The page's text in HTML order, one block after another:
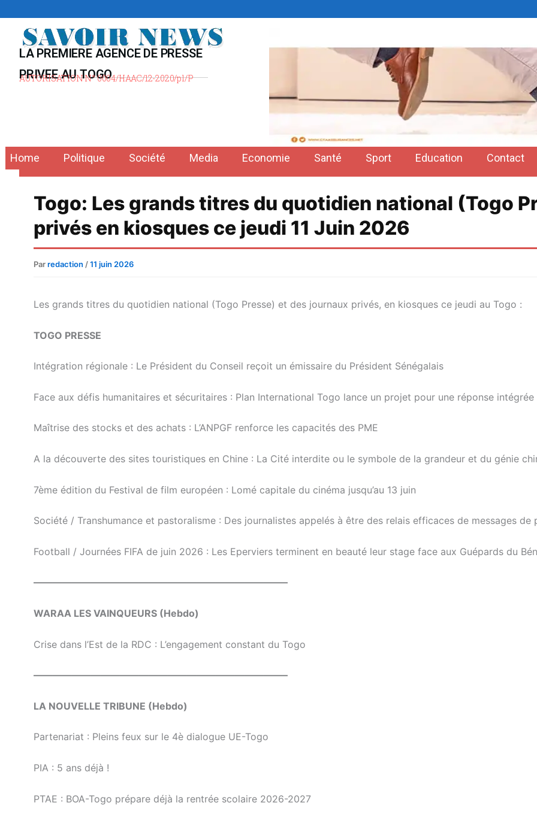
contenu
LA PREMIERE AGENCE DE PRESSE
PRIVEE AU TOGO
AUTORISATION N° 0004/HAAC/12-2020/pl/P
Home Politique Société Media Economie Santé Sport Education Contact
Togo: Les grands titres du quotidien national (Togo
privés en kiosques ce jeudi 11 Juin 2026
Parredaction /11 juin 2026
Les grands titres du quotidien national (Togo Presse) et des journaux privés, en kiosques ce jeudi au Togo :
TOGO PRESSE
Intégration régionale : Le Président du Conseil reçoit un émissaire du Président Sénégalais
Face aux défis humanitaires et sécuritaires : Plan International Togo lance un projet pour une réponse intégrée
Maîtrise des stocks et des achats : L’ANPGF renforce les capacités des PME
A la découverte des sites touristiques en Chine : La Cité interdite ou le symbole de la grandeur et du génie
7ème édition du Festival de film européen : Lomé capitale du cinéma jusqu’au 13 juin
Société / Transhumance et pastoralisme : Des journalistes appelés à être des relais efficaces de messages de
Football / Journées FIFA de juin 2026 : Les Eperviers terminent en beauté leur stage face aux Guépards du
——————————————————————————–
WARAA LES VAINQUEURS (Hebdo)
Crise dans l’Est de la RDC : L’engagement constant du Togo
——————————————————————————–
LA NOUVELLE TRIBUNE (Hebdo)
Partenariat : Pleins feux sur le 4è dialogue UE-Togo
PIA : 5 ans déjà !
PTAE : BOA-Togo prépare déjà la rentrée scolaire 2026-2027